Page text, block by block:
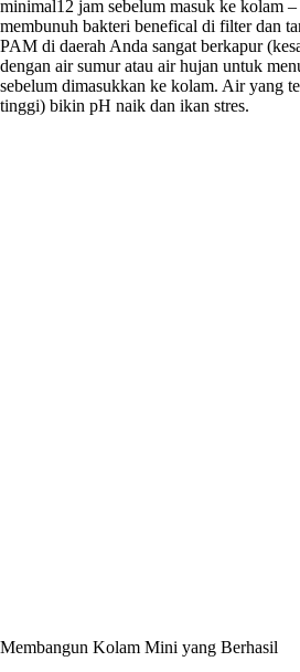
minimal12 jam sebelum masuk ke kolam
membunuh bakteri benefical di filter dan
PAM di daerah Anda sangat berkapur
dengan air sumur atau air hujan untuk
sebelum dimasukkan ke kolam. Air yang
tinggi) bikin pH naik dan ikan stres.
Membangun Kolam Mini yang Berhasil